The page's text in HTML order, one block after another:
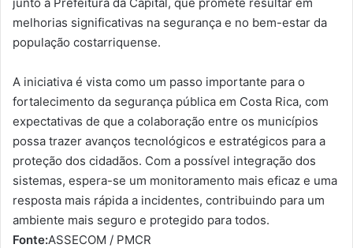
melhorias significativas na segurança e no bem-estar da
população costarriquense.
A iniciativa é vista como um passo importante para o
fortalecimento da segurança pública em Costa Rica, com
expectativas de que a colaboração entre os municípios
possa trazer avanços tecnológicos e estratégicos para a
proteção dos cidadãos. Com a possível integração dos
sistemas, espera-se um monitoramento mais eficaz e uma
resposta mais rápida a incidentes, contribuindo para um
ambiente mais seguro e protegido para todos.
Fonte:ASSECOM / PMCR